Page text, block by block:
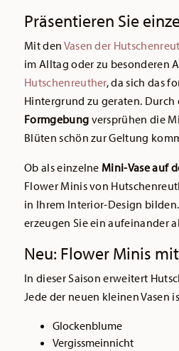
Präsentieren Sie
Mit den Vasen der
im Alltag oder zu besonderen
Hutschenreuther, da sich das
Hintergrund zu geraten.
Formgebung versprühen die
Blüten schön zur Geltung
Ob als einzelne Mini-Vase auf
Flower Minis von
in Ihrem Interior-Design
erzeugen Sie ein aufeinander
Neu: Flower Minis
In dieser Saison erweitert
Jede der neuen kleinen
Glockenblume
Vergissmeinnicht